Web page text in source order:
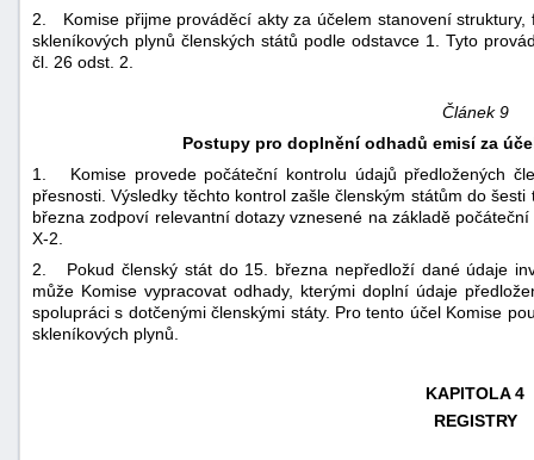
2. Komise přijme prováděcí akty za účelem stanovení
skleníkových plynů členských států podle odstavce 1. Tyto
čl. 26 odst. 2.
Článek 9
Postupy pro doplnění odhadů emisí za
1. Komise provede počáteční kontrolu údajů předložených
přesnosti. Výsledky těchto kontrol zašle členským státům do
března zodpoví relevantní dotazy vznesené na základě
X-2.
2. Pokud členský stát do 15. března nepředloží dané údaje
může Komise vypracovat odhady, kterými doplní údaje
spolupráci s dotčenými členskými státy. Pro tento účel Komise
skleníkových plynů.
KAPITOLA 4
REGISTRY